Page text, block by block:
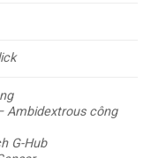
Ambidextrous công
G-Hub